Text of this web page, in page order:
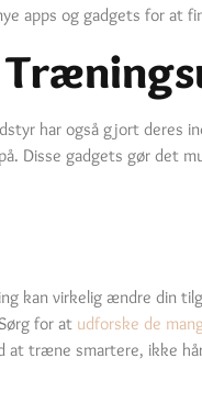
apps og gadgets for at
har også gjort deres
Disse gadgets gør det
kan virkelig ændre din
for at udforske de
at træne smartere, ikke